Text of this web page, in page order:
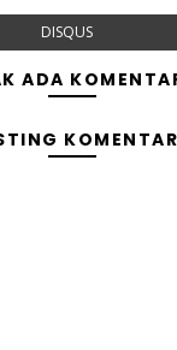
DISQUS
ADA
KOMENTAR